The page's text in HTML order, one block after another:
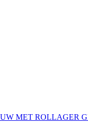
MET ROLLAGER